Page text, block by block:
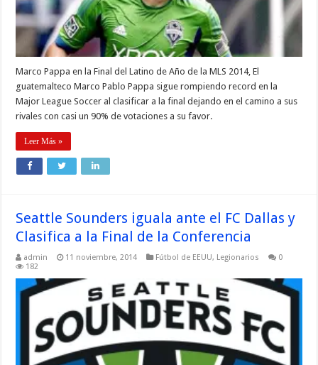
Marco Pappa en la Final del Latino de Año de la MLS 2014, El
guatemalteco Marco Pablo Pappa sigue rompiendo record en la
Major League Soccer al clasificar a la final dejando en el camino a sus
rivales con casi un 90% de votaciones a su favor.
Leer Más »
Seattle Sounders iguala ante el FC Dallas y
Clasifica a la Final de la Conferencia
admin 11 noviembre, 2014 Fútbol de EEUU, Legionarios
0
182